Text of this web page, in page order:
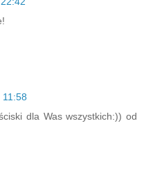
dla Was wszystkich:)) od